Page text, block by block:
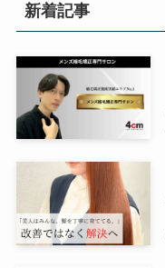
新着記事